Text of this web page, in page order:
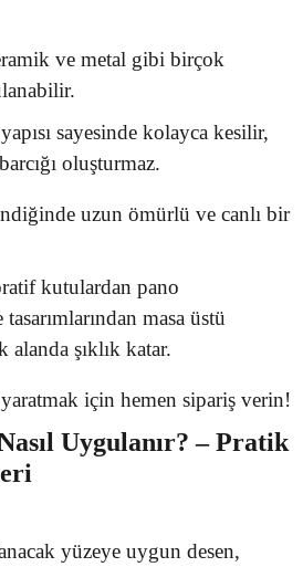
ve metal gibi birçok
sayesinde kolayca kesilir,
oluşturmaz.
uzun ömürlü ve canlı bir
kutulardan pano
masa üstü
şıklık katar.
için hemen sipariş verin!
Uygulanır? – Pratik
yüzeye uygun desen,